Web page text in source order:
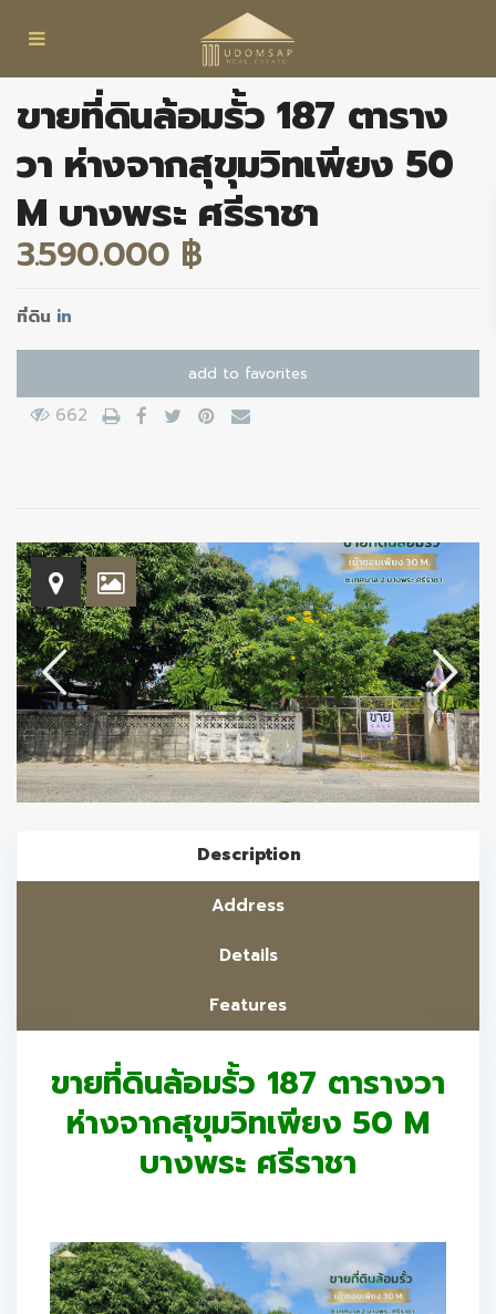
ขายที่ดินล้อมรั้ว 187 ตาราง
วา ห่างจากสุขุมวิทเพียง 50
M บางพระ ศรีราชา
3.590.000 ฿
ที่ดิน in
add to favorites
662
Description
Address
Details
Features
ขายที่ดินล้อมรั้ว 187 ตารางวา
ห่างจากสุขุมวิทเพียง 50 M
บางพระ ศรีราชา